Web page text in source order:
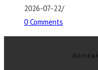
2026-07-22/
0 Comments